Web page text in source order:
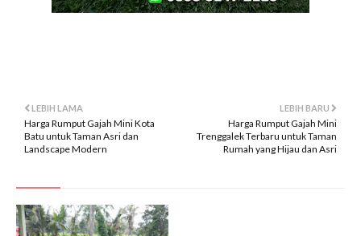
LEBIH BARU
Harga Rumput Gajah Mini
Trenggalek Terbaru untuk Taman
Rumah yang Hijau dan Asri
LEBIH LAMA
Harga Rumput Gajah Mini Kota
Batu untuk Taman Asri dan
Landscape Modern